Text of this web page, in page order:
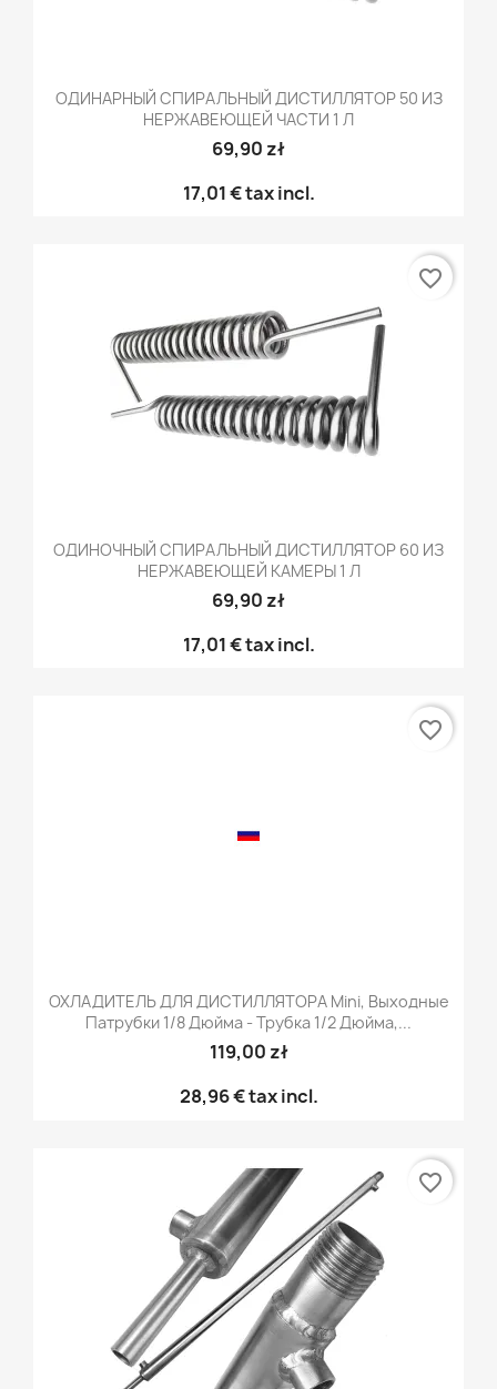
ОДИНАРНЫЙ СПИРАЛЬНЫЙ ДИСТИЛЛЯТОР 50 ИЗ
НЕРЖАВЕЮЩЕЙ ЧАСТИ 1 Л
69,90 zł
17,01 €tax incl.
ОДИНОЧНЫЙ СПИРАЛЬНЫЙ ДИСТИЛЛЯТОР 60 ИЗ
НЕРЖАВЕЮЩЕЙ КАМЕРЫ 1 Л
69,90 zł
17,01 €tax incl.
favorite_border
ОХЛАДИТЕЛЬ ДЛЯ ДИСТИЛЛЯТОРА Mini, Выходные
Патрубки 1/8 Дюйма - Трубка 1/2 Дюйма,...
119,00 zł
28,96 €tax incl.
favorite_border
favorite_border